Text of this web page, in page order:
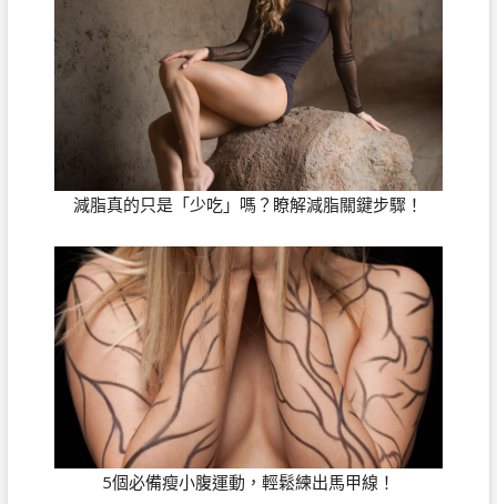
減脂真的只是「少吃」嗎？瞭解減脂關鍵步驟！
5個必備瘦小腹運動，輕鬆練出馬甲線！